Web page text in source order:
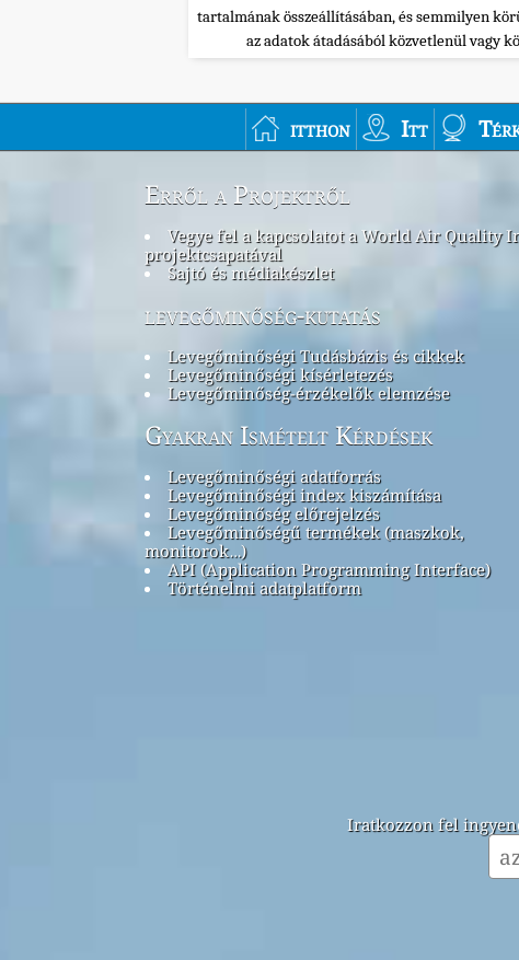
tartalmának összeállításában, és semmilyen
az adatok átadásából közvetlenül vagy
itthon Itt
Erről a Projektről
Vegye fel a kapcsolatot a World Air Quality
projektcsapatával
Sajtó és médiakészlet
levegőminőség-kutatás
Levegőminőségi Tudásbázis és cikkek
Levegőminőségi kísérletezés
Levegőminőség-érzékelők elemzése
Gyakran Ismételt Kérdések
Levegőminőségi adatforrás
Levegőminőségi index kiszámítása
Levegőminőség előrejelzés
Levegőminőségű termékek (maszkok,
monitorok…)
API (Application Programming Interface)
Történelmi adatplatform
Iratkozzon fel